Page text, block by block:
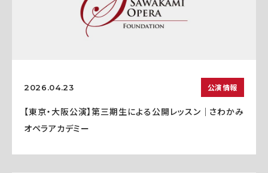
2026.04.23 公演情報
【東京・大阪公演】第三期生による公開レッスン｜さわかみ
オペラアカデミー